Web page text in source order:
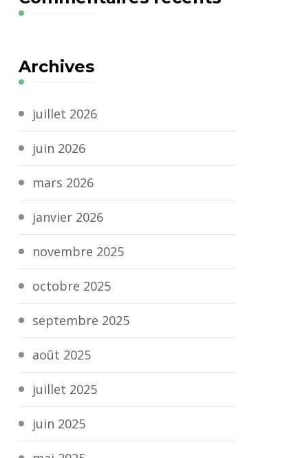
Archives
juillet 2026
juin 2026
mars 2026
janvier 2026
novembre 2025
octobre 2025
septembre 2025
août 2025
juillet 2025
juin 2025